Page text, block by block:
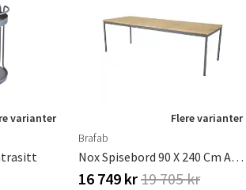
varianter
Flere varianter
Brafab
Nox Spisebord 90 X 240 Cm Aluminium/teak
16 749 kr19 705 kr